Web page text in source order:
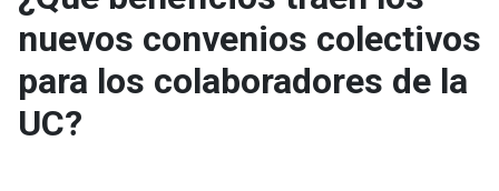
Facultades, escuelas e
institutos
Investigación
nuevos convenios colectivos
para los colaboradores de la
UC?